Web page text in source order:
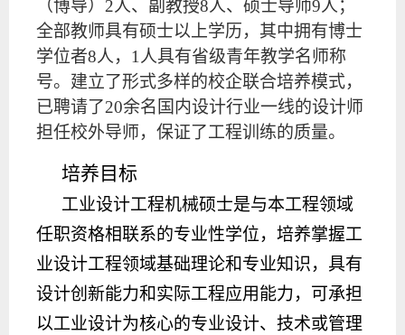
（博导）2人、副教授8人、硕士导师9人；
全部教师具有硕士以上学历，其中拥有博士
学位者8人，1人具有省级青年教学名师称
号。建立了形式多样的校企联合培养模式，
已聘请了20余名国内设计行业一线的设计师
担任校外导师，保证了工程训练的质量。
培养目标
工业设计工程机械硕士是与本工程领域
任职资格相联系的专业性学位，培养掌握工
业设计工程领域基础理论和专业知识，具有
设计创新能力和实际工程应用能力，可承担
以工业设计为核心的专业设计、技术或管理